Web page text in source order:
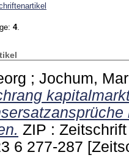
4.
; Jochum,
ZIP :
6 277-287